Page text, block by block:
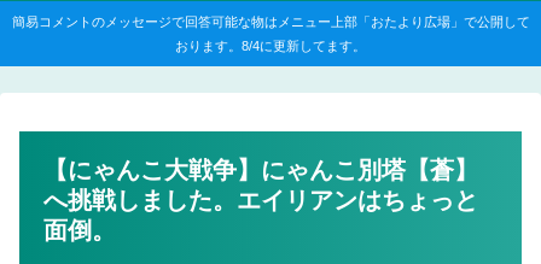
簡易コメントのメッセージで回答可能な物はメニュー上部「おたより広場」で公開して
おります。8/4に更新してます。
【にゃんこ大戦争】にゃんこ別塔【蒼】
へ挑戦しました。エイリアンはちょっと
面倒。